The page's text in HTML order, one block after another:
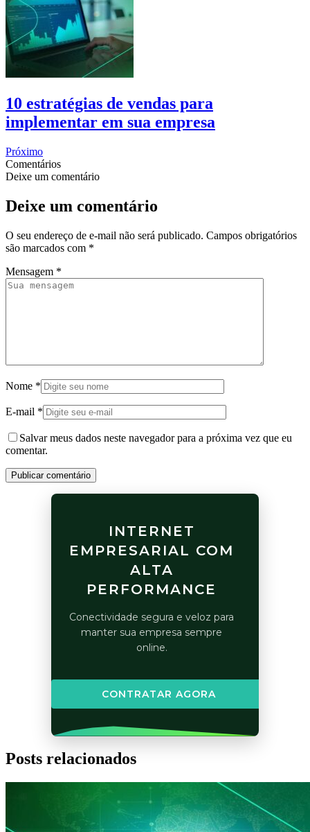
10 estratégias de vendas para
implementar em sua empresa
Próximo
Comentários
Deixe um comentário
Deixe um comentário
O seu endereço de e-mail não será publicado. Campos obrigatórios
são marcados com *
Mensagem *
Nome *
E-mail *
Salvar meus dados neste navegador para a próxima vez que eu
comentar.
Publicar comentário
INTERNET
EMPRESARIAL COM
ALTA
PERFORMANCE
Conectividade segura e veloz para
manter sua empresa sempre
online.
CONTRATAR AGORA
Posts relacionados